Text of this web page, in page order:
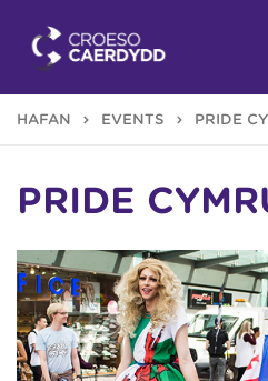
HAFAN EVENTS PRIDE
PRIDE